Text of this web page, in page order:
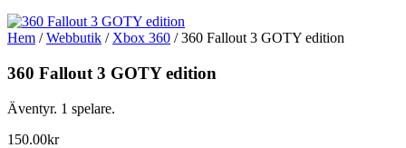
Hem /Webbutik / Xbox 360 / 360 Fallout 3 GOTY edition
360 Fallout 3 GOTY edition
Äventyr. 1 spelare.
150.00kr